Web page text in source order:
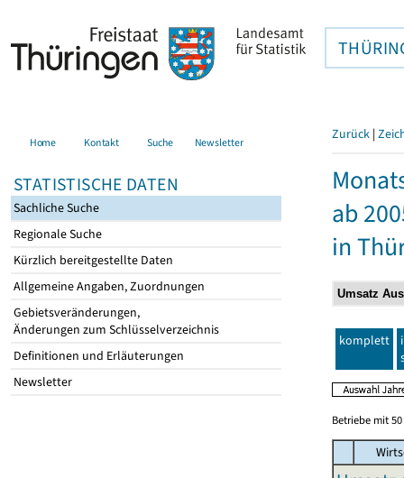
Home Kontakt Suche Newsletter
STATISTISCHE DATEN
Sachliche Suche
Regionale Suche
Kürzlich bereitgestellte Daten
Allgemeine Angaben, Zuordnungen
Gebietsveränderungen,
Änderungen zum Schlüsselverzeichnis
Definitionen und Erläuterungen
Newsletter
Zurück |
ab
in
komplett
Betriebe mit